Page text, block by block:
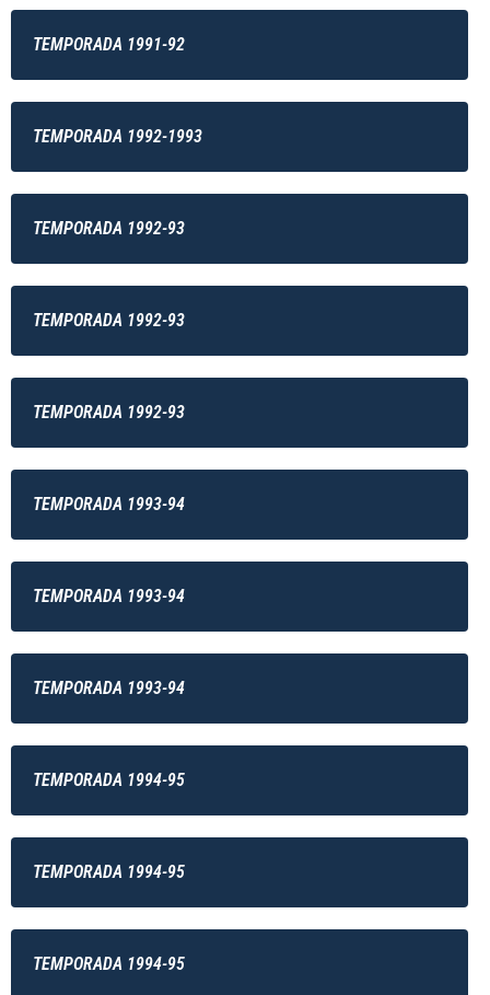
TEMPORADA 1991-92
TEMPORADA 1992-1993
TEMPORADA 1992-93
TEMPORADA 1992-93
TEMPORADA 1992-93
TEMPORADA 1993-94
TEMPORADA 1993-94
TEMPORADA 1993-94
TEMPORADA 1994-95
TEMPORADA 1994-95
TEMPORADA 1994-95